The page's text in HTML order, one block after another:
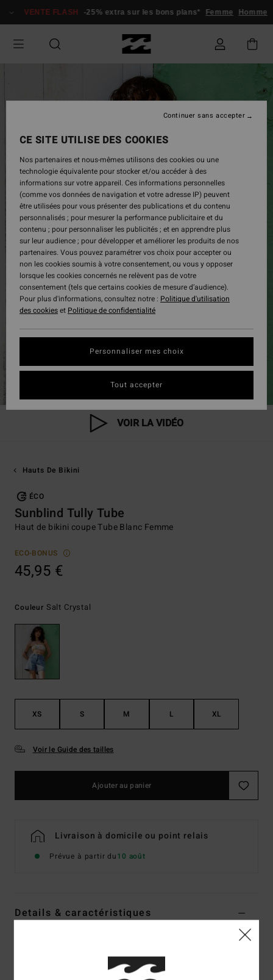
produit
VENTE FLASH -25% extra sur les bons plans* Femme Homme
VOIR LA VIDÉO
Hauts De Bikini
ÉCO
Sunblind Tully Tube
Haut de bikini coupe Tube Blanc Femme
ECO-BONUS
45,95 €
Couleur Salt Crystal
XS S M L XL
Voir le Guide des tailles
Ajouter au panier
Livraison à domicile ou point relais
Prévue à partir du10 août
Details & caractéristiques
Code couleur
CE SITE UTILISE DES COOKIES
Nos partenaires et nous-mêmes utilisons des cookies ou une
technologie équivalente pour stocker et/ou accéder à des
informations sur votre appareil. Ces informations personnelles
(comme vos données de navigation et votre adresse IP) peuvent
être utilisées pour vous présenter des publications et du contenu
personnalisés ; pour mesurer la performance publicitaire et du
contenu ; pour personnaliser les publicités ; et en apprendre plus
sur leur audience ; pour développer et améliorer les produits de nos
partenaires. Vous pouvez paramétrer vos choix pour accepter ou
non les cookies soumis à votre consentement, ou vous y opposer
lorsque les cookies concernés ne relèvent pas de votre
consentement (tels que certains cookies de mesure d’audience).
Pour plus d'informations, consultez notre : Politique d'utilisation
des cookieset Politique de confidentialité
Personnaliser mes choix
Continuer sans accepter
Tout accepter